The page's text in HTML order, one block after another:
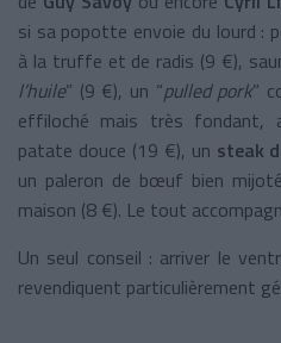
si sa popotte envoie du lourd :
à la truffe et de radis (9 €),
l’huile” (9 €), un “pulled pork”
effiloché mais très fondant,
patate douce (19 €), un steak
un paleron de bœuf bien
maison (8 €). Le tout
Un seul conseil : arriver le
revendiquent particulièrement